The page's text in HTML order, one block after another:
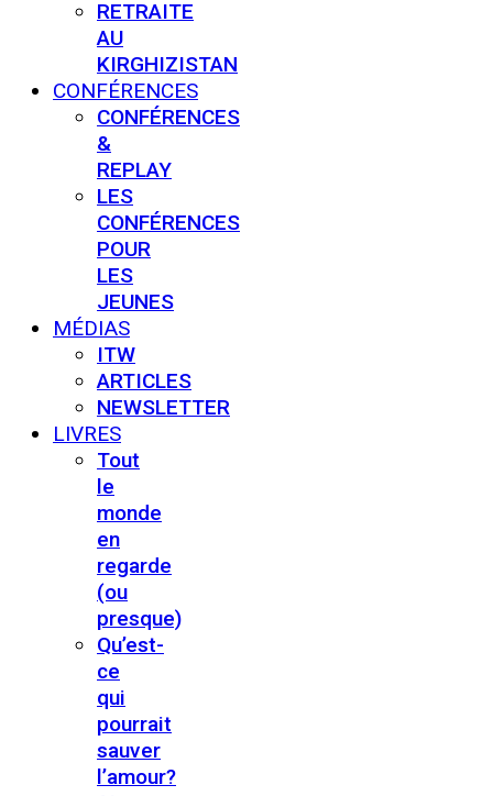
RETRAITE
AU
KIRGHIZISTAN
CONFÉRENCES
CONFÉRENCES
&
REPLAY
LES
CONFÉRENCES
POUR
LES
JEUNES
MÉDIAS
ITW
ARTICLES
NEWSLETTER
LIVRES
Tout
le
monde
en
regarde
(ou
presque)
Qu’est-
ce
qui
pourrait
sauver
l’amour?